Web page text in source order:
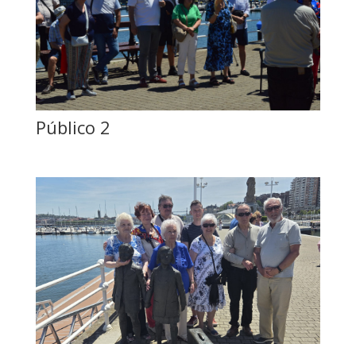
Público 2